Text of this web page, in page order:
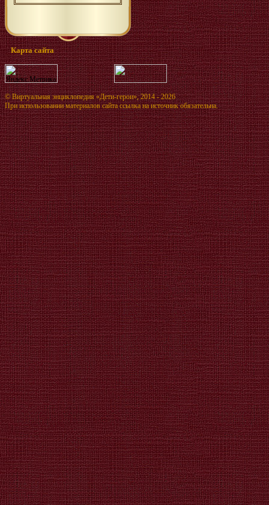
Карта сайта
©Виртуальная энциклопедия «Дети-герои», 2014 - 2026
При использовании материалов сайта ссылка на источник обязательна.